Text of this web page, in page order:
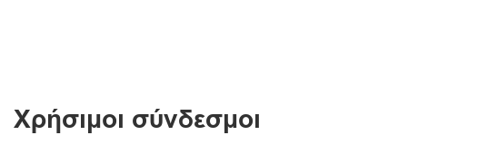
Χρήσιμοι σύνδεσμοι